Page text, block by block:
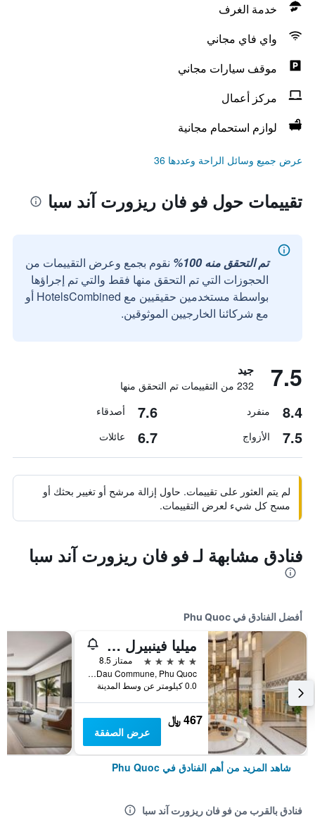
خدمة الغرف
واي فاي مجاني
موقف سيارات مجاني
مركز أعمال
لوازم استحمام مجانية
عرض جميع وسائل الراحة وعددها 36
تقييمات حول فو فان ريزورت آند سبا
تم التحقق منه 100%
نقوم بجمع وعرض التقييمات من
الحجوزات التي تم التحقق منها فقط والتي تم إجراؤها
بواسطة مستخدمين حقيقيين مع HotelsCombined أو
مع شركائنا الخارجيين الموثوقين.
7.5 جيد
232 من التقييمات تم التحقق منها
8.4 منفرد 7.6 أصدقاء
7.5 الأزواج 6.7 عائلات
لم يتم العثور على تقييمات. حاول إزالة مرشح أو تغيير بحثك أو
مسح كل شيء لعرض التقييمات.
فنادق مشابهة لـ فو فان ريزورت آند سبا
أفضل الفنادق في Phu Quoc
ميليا فينبيرل فو كوك
5 نجوم
ممتاز 8.5
Bai Dai Area, Ganh Dau Commune, Phu Quoc, فيتنام
0.0 كيلومتر عن وسط المدينة
467 ﷼
عرض الصفقة
شاهد المزيد من أهم الفنادق في Phu Quoc
فنادق بالقرب من فو فان ريزورت آند سبا